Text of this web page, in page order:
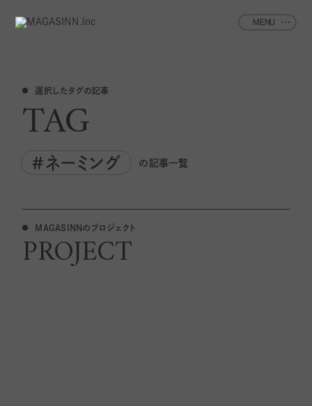
MENU
選択したタグの記事
TAG
#ネーミング の記事一覧
MAGASINNのプロジェクト
PROJECT